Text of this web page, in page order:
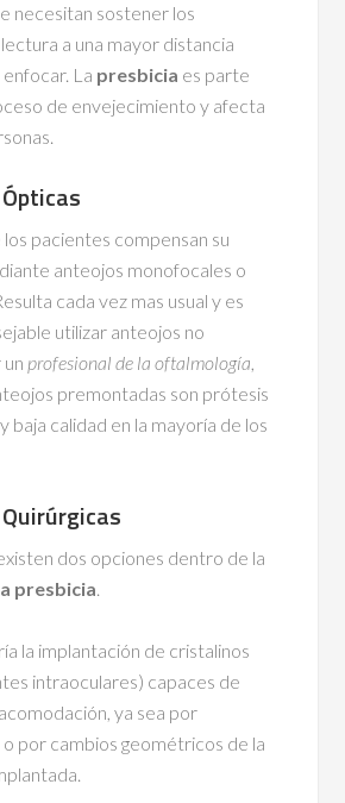
necesitan sostener los
a una mayor distancia
La presbicia es parte
de envejecimiento y afecta
pacientes compensan su
anteojos monofocales o
cada vez mas usual y es
utilizar anteojos no
profesional de la oftalmología,
premontadas son prótesis
baja calidad en la mayoría de los
dos opciones dentro de la
presbicia.
la implantación de cristalinos
intraoculares) capaces de
ya sea por
por cambios geométricos de la